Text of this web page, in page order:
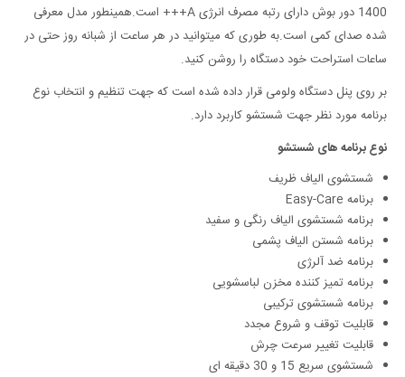
1400 دور بوش دارای رتبه مصرف انرژی A+++ است.همینطور مدل معرفی
شده صدای کمی است.به طوری که میتوانید در هر ساعت از شبانه روز حتی در
ساعات استراحت خود دستگاه را روشن کنید.
بر روی پنل دستگاه ولومی قرار داده شده است که جهت تنظیم و انتخاب نوع
برنامه مورد نظر جهت شستشو کاربرد دارد.
نوع برنامه های شستشو
شستشوی الیاف ظریف
برنامه Easy-Care
برنامه شستشوی الیاف رنگی و سفید
برنامه شستن الیاف پشمی
برنامه ضد آلرژی
برنامه تمیز کننده مخزن لباسشویی
برنامه شستشوی ترکیبی
قابلیت توقف و شروع مجدد
قابلیت تغییر سرعت چرش
شستشوی سریع 15 و 30 دقیقه ای